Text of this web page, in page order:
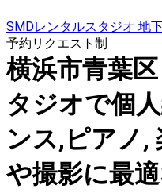
SMDレンタルスタジオ 地
予約リクエスト制
横浜市青葉
タジオで個
ンス,ピアノ,
や撮影に最